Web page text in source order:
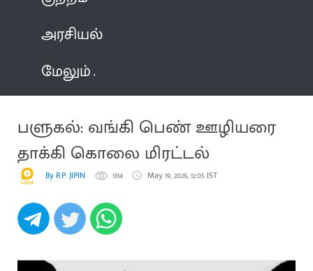
அரசியல்
மேலும்
பளுகல்: வங்கி பெண் ஊழியரை
தாக்கி கொலை மிரட்டல்
By R.P. JIPIN 1314 May 19, 2026, 12:05 IST